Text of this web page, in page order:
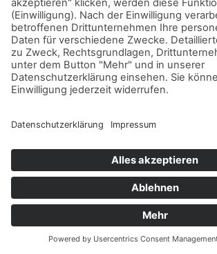
Werbeanzeigen anhand der bei Google
Nutzerdaten (z. B. Standortdaten und
werden (Zielgruppen-Targeting). Wir als
können diese Daten quantitativ auswerten,
beispielsweise analysieren, welche
Ausspielung unserer Werbeanzeigen
viele Anzeigen zu entsprechenden Klicks
Die Nutzung dieses Dienstes erfolgt auf
TDDDG. Die Einwilligung ist jederzeit
Die Datenübertragung in die USA wird auf
Standardvertragsklauseln der EU-
Details finden Sie hier:
https://policies.google.com/privacy/frameworks
https://business.safety.google/controllerterms/